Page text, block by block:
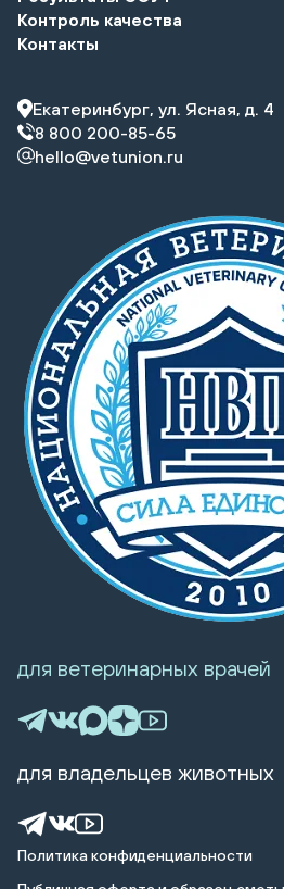
Контроль качества
Контакты
Екатеринбург, ул. Ясная, д. 4
8 800 200-85-65
hello@vetunion.ru
Политика конфиденциальности
для ветеринарных врачей
для владельцев животных